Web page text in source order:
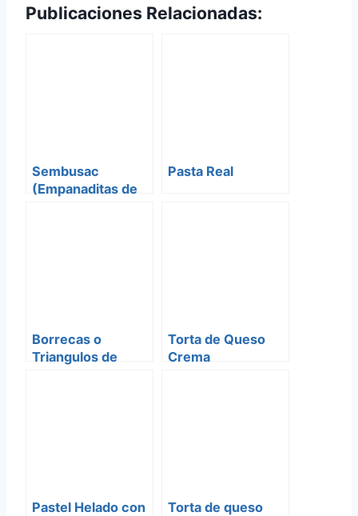
Publicaciones Relacionadas:
Sembusac
(Empanaditas de
Pasta Real
Borrecas o
Triangulos de
Torta de Queso
Crema
Pastel Helado con Torta de queso